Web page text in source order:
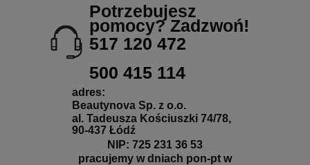
Potrzebujesz
pomocy? Zadzwoń!
517 120 472
500 415 114
adres:
Beautynova Sp. z o.o.
al. Tadeusza Kościuszki 74/78,
90-437 Łódź
NIP: 725 231 36 53
pracujemy w dniach pon-pt w